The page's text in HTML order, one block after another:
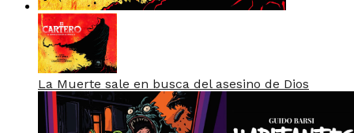
La Muerte sale en busca del asesino de Dios